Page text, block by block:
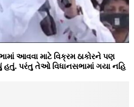
આવવા માટે વિક્રમ ઠાકોરને પણ
પરંતુ તેઓ વિધાનસભામાં ગયા નહિ